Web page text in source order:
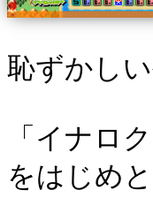
恥ずかし
「イナロ
をはじめ